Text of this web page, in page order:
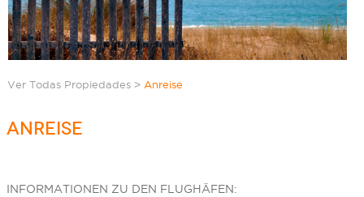
Ver Todas Propiedades> Anreise
ANREISE
INFORMATIONEN ZU DEN FLUGHÄFEN: